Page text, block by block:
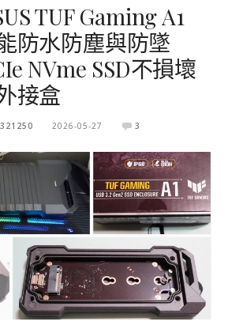
TUF Gaming A1
防水防塵與防墜
NVme SSD不損壞
接盒
2026-05-27 3